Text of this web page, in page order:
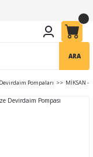
ARA
Pompaları MİKSAN -